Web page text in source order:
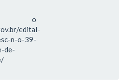
o
edital-
n-o-39-
de-